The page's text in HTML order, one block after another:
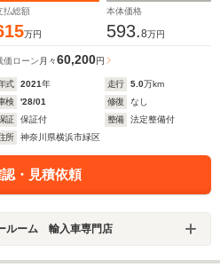
払総額
万円
本体価格
593.8万円
価ローン 月々60,200円
式 2021年 走行 5.0万km
検
'28/01 修復
なし
証
保証付 整備
法定整備付
所
神奈川県横浜市緑区
・見積依頼
ルーム 輸入車専門店